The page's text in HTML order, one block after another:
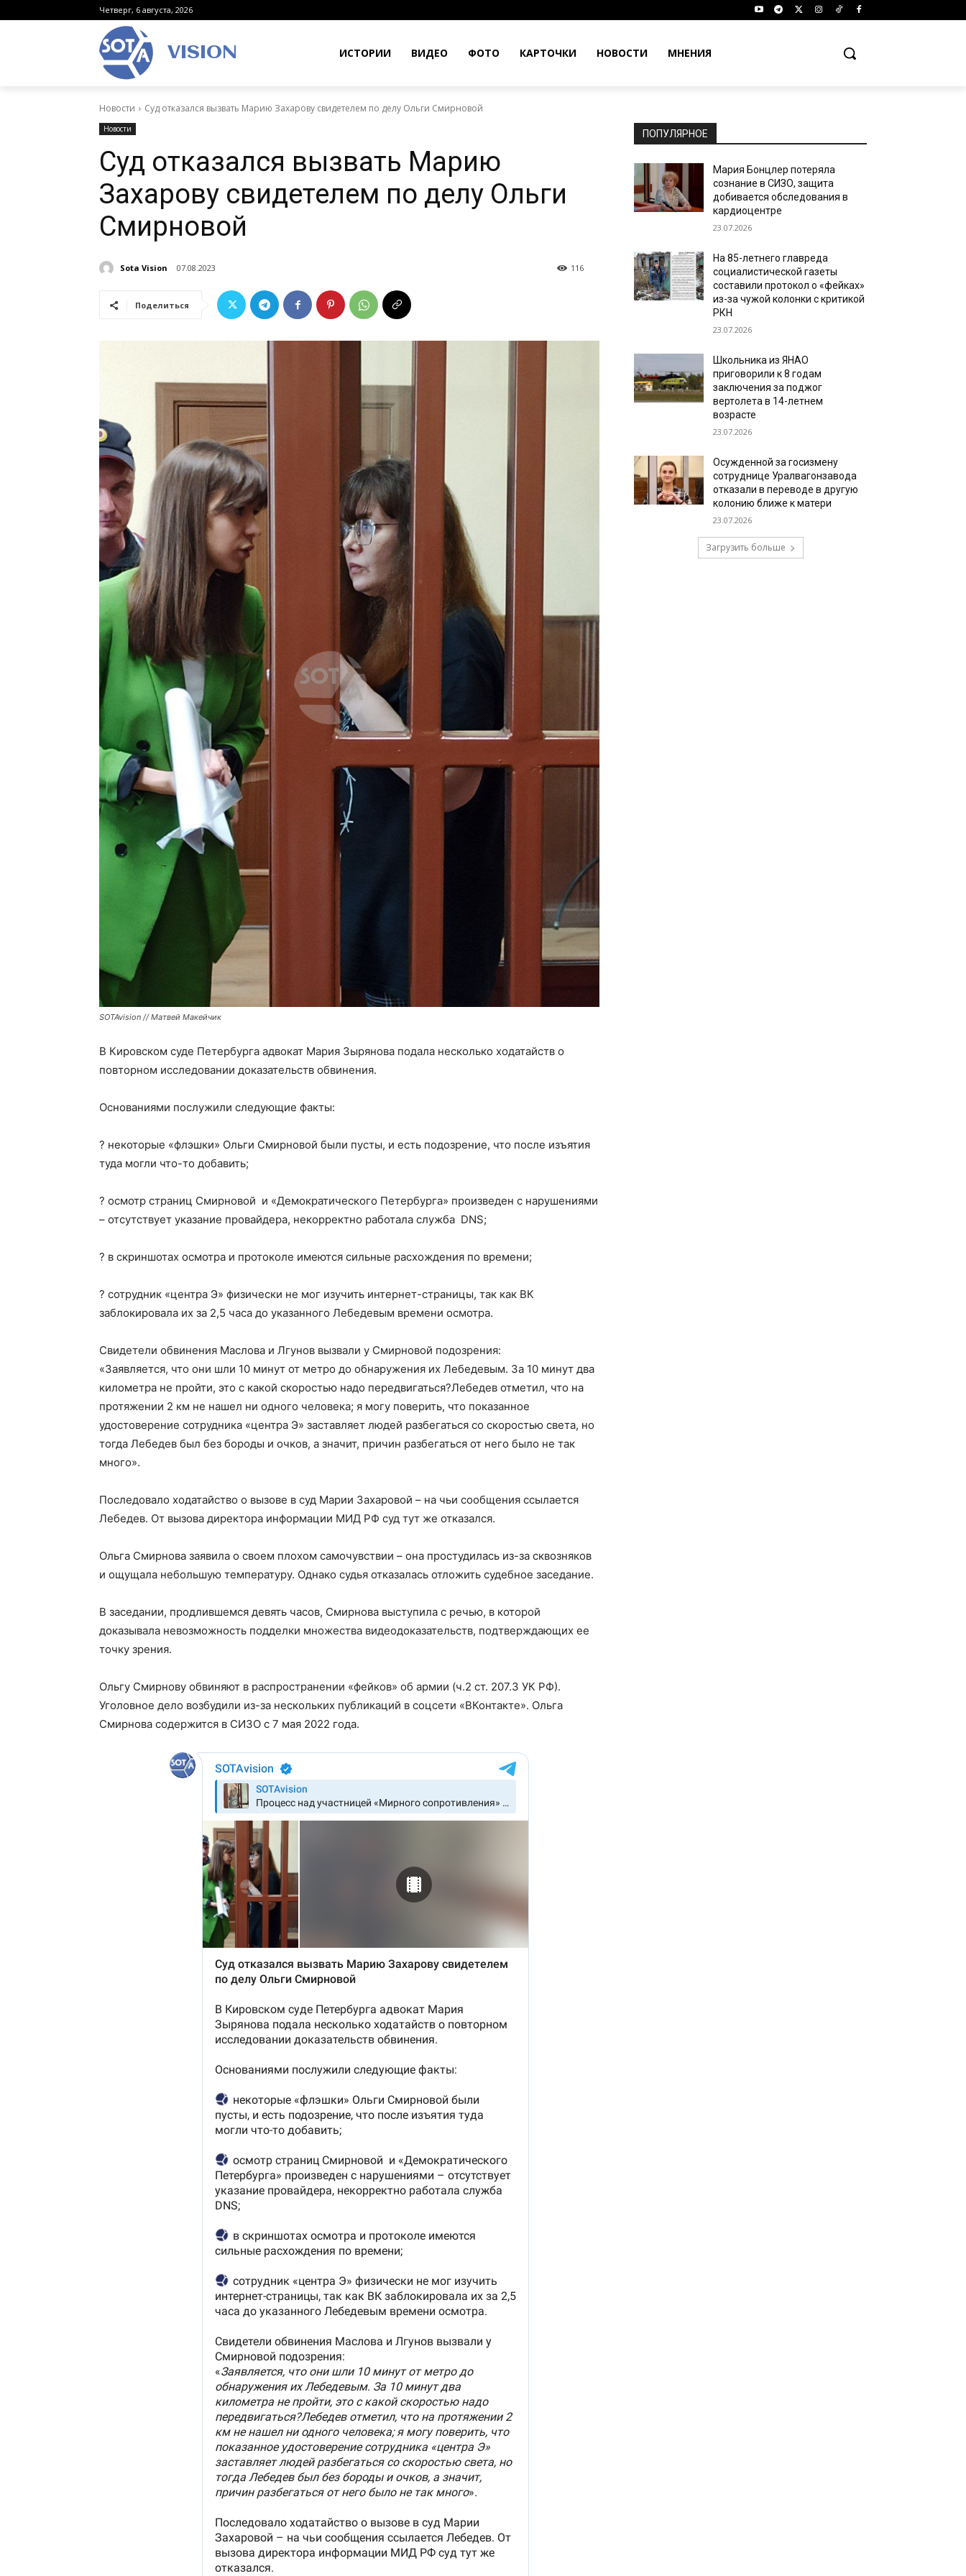
Четверг, 6 августа, 2026
VISION ИСТОРИИ ВИДЕО ФОТО КАРТОЧКИ НОВОСТИ МНЕНИЯ
Новости Суд отказался вызвать Марию Захарову свидетелем по делу Ольги Смирновой
Новости
Суд отказался вызвать Марию
Захарову свидетелем по делу Ольги
Смирновой
Sota Vision 07.08.2023 116
Поделиться
SOTAvision // Матвей Макейчик
В Кировском суде Петербурга адвокат Мария Зырянова подала несколько ходатайств о
повторном исследовании доказательств обвинения.
Основаниями послужили следующие факты:
? некоторые «флэшки» Ольги Смирновой были пусты, и есть подозрение, что после изъятия
туда могли что-то добавить;
? осмотр страниц Смирновой и «Демократического Петербурга» произведен с нарушениями
– отсутствует указание провайдера, некорректно работала служба DNS;
? в скриншотах осмотра и протоколе имеются сильные расхождения по времени;
? сотрудник «центра Э» физически не мог изучить интернет-страницы, так как ВК
заблокировала их за 2,5 часа до указанного Лебедевым времени осмотра.
Свидетели обвинения Маслова и Лгунов вызвали у Смирновой подозрения:
«Заявляется, что они шли 10 минут от метро до обнаружения их Лебедевым. За 10 минут два
километра не пройти, это с какой скоростью надо передвигаться?Лебедев отметил, что на
протяжении 2 км не нашел ни одного человека; я могу поверить, что показанное
удостоверение сотрудника «центра Э» заставляет людей разбегаться со скоростью света, но
тогда Лебедев был без бороды и очков, а значит, причин разбегаться от него было не так
много».
Последовало ходатайство о вызове в суд Марии Захаровой – на чьи сообщения ссылается
Лебедев. От вызова директора информации МИД РФ суд тут же отказался.
Ольга Смирнова заявила о своем плохом самочувствии – она простудилась из-за сквозняков
и ощущала небольшую температуру. Однако судья отказалась отложить судебное заседание.
В заседании, продлившемся девять часов, Смирнова выступила с речью, в которой
доказывала невозможность подделки множества видеодоказательств, подтверждающих ее
точку зрения.
Ольгу Смирнову обвиняют в распространении «фейков» об армии (ч.2 ст. 207.3 УК РФ).
Уголовное дело возбудили из-за нескольких публикаций в соцсети «ВКонтакте». Ольга
Смирнова содержится в СИЗО с 7 мая 2022 года.
ПОПУЛЯРНОЕ
Мария Бонцлер потеряла
сознание в СИЗО, защита
добивается обследования в
кардиоцентре
23.07.2026
На 85-летнего главреда
социалистической газеты
составили протокол о «фейках»
из-за чужой колонки с критикой
РКН
23.07.2026
Школьника из ЯНАО
приговорили к 8 годам
заключения за поджог
вертолета в 14-летнем
возрасте
23.07.2026
Осужденной за госизмену
сотруднице Уралвагонзавода
отказали в переводе в другую
колонию ближе к матери
23.07.2026
Загрузить больше